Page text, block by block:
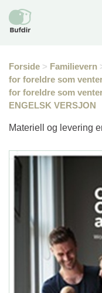
Forside > Familievern
for foreldre som
for foreldre som
ENGELSK VERSJON
Materiell og levering